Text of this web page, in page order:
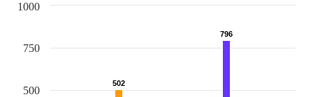
502
502
796
796
500
750
1000